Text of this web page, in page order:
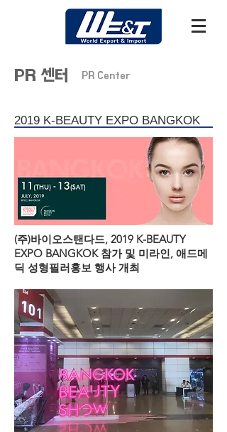
PR Center
PR 센터
2019 K-BEAUTY EXPO BANGKOK
(주)바이오스탠다드, 2019 K-BEAUTY
EXPO BANGKOK 참가 및 미라인, 애드메
딕 성형필러홍보 행사 개최